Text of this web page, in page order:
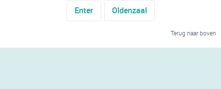
Enter Oldenzaal
Terug naar boven